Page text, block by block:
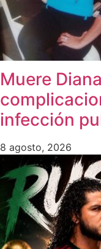
Muere
infección
8 agosto, 2026